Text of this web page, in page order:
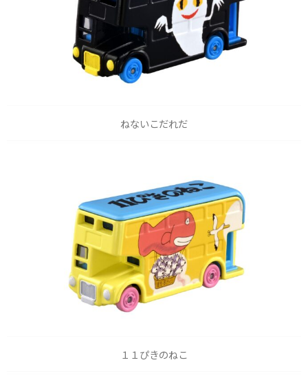
ねないこだれだ
１１ぴきのねこ